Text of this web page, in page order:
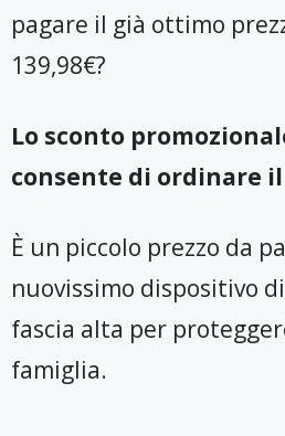
pagare il già ottimo
139,98€?
Lo sconto
consente di ordinare
È un piccolo prezzo da
nuovissimo dispositivo
fascia alta per
famiglia.